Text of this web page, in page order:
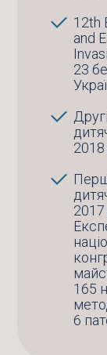
12th
and
23
2017
165
6